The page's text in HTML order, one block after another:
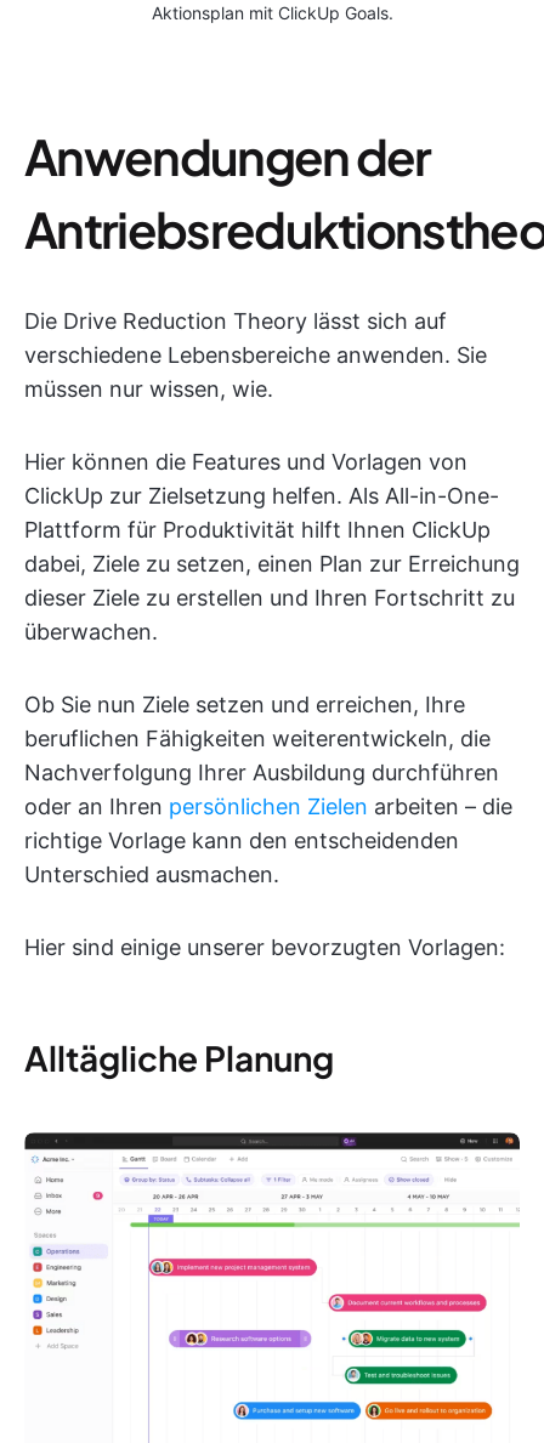
Aktionsplan mit ClickUp Goals.
Anwendungen der
Die Drive Reduction Theory lässt sich auf
verschiedene Lebensbereiche anwenden. Sie
müssen nur wissen, wie.
Hier können die Features und Vorlagen von
ClickUp zur Zielsetzung helfen. Als All-in-One-
Plattform für Produktivität hilft Ihnen ClickUp
dabei, Ziele zu setzen, einen Plan zur Erreichung
dieser Ziele zu erstellen und Ihren Fortschritt zu
überwachen.
Ob Sie nun Ziele setzen und erreichen, Ihre
beruflichen Fähigkeiten weiterentwickeln, die
Nachverfolgung Ihrer Ausbildung durchführen
oder an Ihren persönlichen Zielen arbeiten – die
richtige Vorlage kann den entscheidenden
Unterschied ausmachen.
Hier sind einige unserer bevorzugten Vorlagen:
Alltägliche Planung